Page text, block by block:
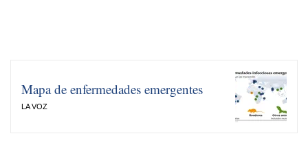
Mapa de enfermedades emergentes
LA VOZ